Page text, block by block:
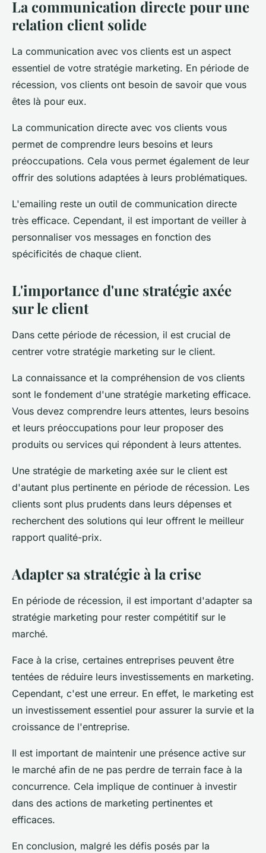
La communication directe pour une
relation client solide
La communication avec vos clients est un aspect
essentiel de votre stratégie marketing. En période de
récession, vos clients ont besoin de savoir que vous
êtes là pour eux.
La communication directe avec vos clients vous
permet de comprendre leurs besoins et leurs
préoccupations. Cela vous permet également de leur
offrir des solutions adaptées à leurs problématiques.
L'emailing reste un outil de communication directe
très efficace. Cependant, il est important de veiller à
personnaliser vos messages en fonction des
spécificités de chaque client.
L'importance d'une stratégie axée
sur le client
Dans cette période de récession, il est crucial de
centrer votre stratégie marketing sur le client.
La connaissance et la compréhension de vos clients
sont le fondement d'une stratégie marketing efficace.
Vous devez comprendre leurs attentes, leurs besoins
et leurs préoccupations pour leur proposer des
produits ou services qui répondent à leurs attentes.
Une stratégie de marketing axée sur le client est
d'autant plus pertinente en période de récession. Les
clients sont plus prudents dans leurs dépenses et
recherchent des solutions qui leur offrent le meilleur
rapport qualité-prix.
Adapter sa stratégie à la crise
En période de récession, il est important d'adapter sa
stratégie marketing pour rester compétitif sur le
marché.
Face à la crise, certaines entreprises peuvent être
tentées de réduire leurs investissements en marketing.
Cependant, c'est une erreur. En effet, le marketing est
un investissement essentiel pour assurer la survie et la
croissance de l'entreprise.
Il est important de maintenir une présence active sur
le marché afin de ne pas perdre de terrain face à la
concurrence. Cela implique de continuer à investir
dans des actions de marketing pertinentes et
efficaces.
En conclusion, malgré les défis posés par la